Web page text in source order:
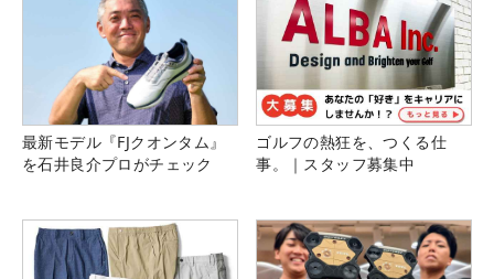
最新モデル『FJクオンタム』
を石井良介プロがチェック
ゴルフの熱狂を、つくる仕
事。｜スタッフ募集中